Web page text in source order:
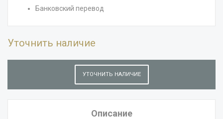
Банковский перевод
Уточнить наличие
УТОЧНИТЬ НАЛИЧИЕ
Описание